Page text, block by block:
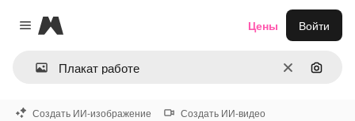
Close menu
Magnific
ОчиститьПоиск
Цены Войти
Создать ИИ-изображение Создать ИИ-видео